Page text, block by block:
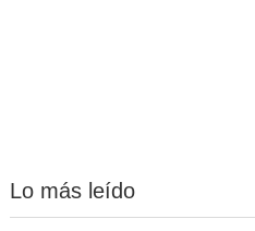
Lo más leído